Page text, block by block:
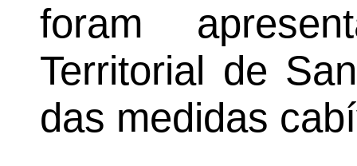
foram
Territorial de
das medidas